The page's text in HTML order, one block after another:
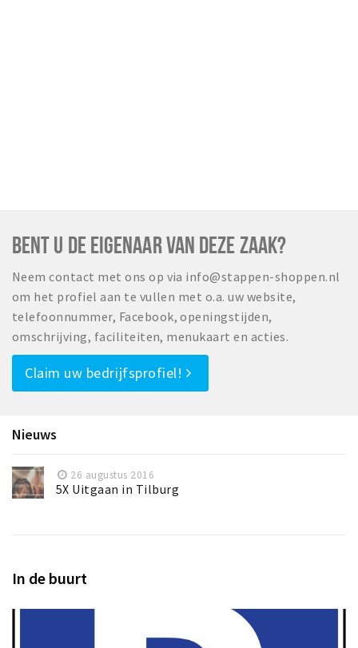
BENT U DE EIGENAAR VAN DEZE ZAAK?
Neem contact met ons op via info@stappen-shoppen.nl
om het profiel aan te vullen met o.a. uw website,
telefoonnummer, Facebook, openingstijden,
omschrijving, faciliteiten, menukaart en acties.
Claim uw bedrijfsprofiel!
Nieuws
26 augustus 2016
5X Uitgaan in Tilburg
In de buurt